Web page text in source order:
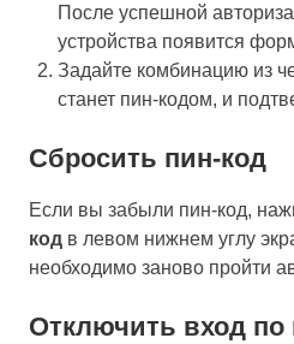
После успешной
устройства появится
Задайте комбинацию из
станет пин-кодом, и
Сбросить пин-код
Если вы забыли пин-код,
код в левом нижнем углу
необходимо заново пройти
Отключить вход по